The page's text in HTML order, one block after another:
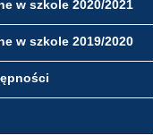
w szkole 2020/2021
w szkole 2019/2020